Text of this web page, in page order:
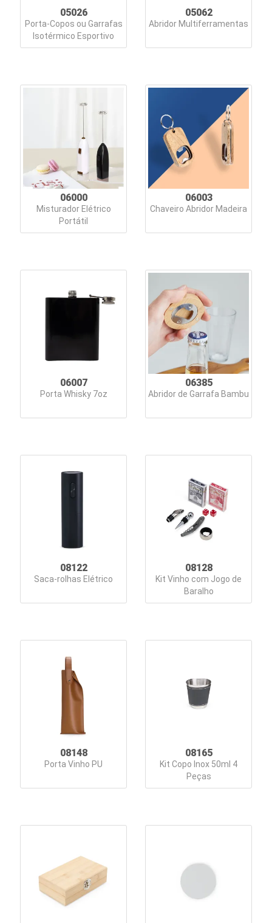
Queijo
Kits
Lanternas
Lápis
e
Lapiseiras
Linha
Ecológica
Linha
Pet
Mochilas
Organizadores
Pen
Drives
Travel
Petisqueiras
Plaquinhas
Porta
Canetas
Porta
documentos
ID
05026
Porta-Copos ou Garrafas
Isotérmico Esportivo
05062
Abridor Multiferramentas
06000
Misturador Elétrico
Portátil
06003
Chaveiro Abridor Madeira
06007
Porta Whisky 7oz
06385
Abridor de Garrafa Bambu
08122
Saca-rolhas Elétrico
08128
Kit Vinho com Jogo de
Baralho
08148
Porta Vinho PU
08165
Kit Copo Inox 50ml 4
Peças